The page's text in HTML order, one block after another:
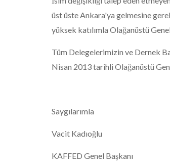
üst üste Ankara'ya gelmesine
yüksek katılımla Olağanüstü
Tüm Delegelerimizin ve Dernek
Nisan 2013 tarihli Olağanüstü
Saygılarımla
Vacit Kadıoğlu
KAFFED Genel Başkanı